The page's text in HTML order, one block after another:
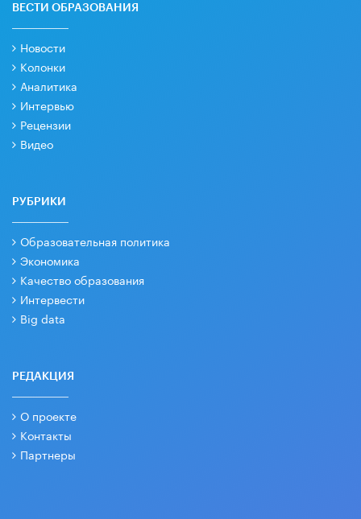
ВЕСТИ ОБРАЗОВАНИЯ
Новости
Колонки
Аналитика
Интервью
Рецензии
Видео
РУБРИКИ
Образовательная политика
Экономика
Качество образования
Интервести
Big data
РЕДАКЦИЯ
О проекте
Контакты
Партнеры